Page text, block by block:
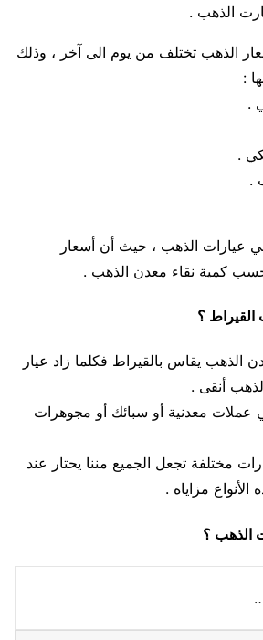
الذهب .
الذهب تختلف من يوم الى آخر ، وذلك
:
.
.
.
عيارات الذهب ، حيث أن أسعار
كمية نقاء معدن الذهب .
القيراط ؟
الذهب يقاس بالقيراط فكلما زاد عيار
أنقى .
معدنية أو سبائك أو مجوهرات
مختلفة تجعل الجميع مننا يحتار عند
مزاياه .
الذهب ؟